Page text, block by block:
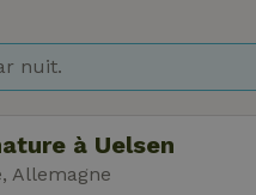
nuit.
à Uelsen
Allemagne